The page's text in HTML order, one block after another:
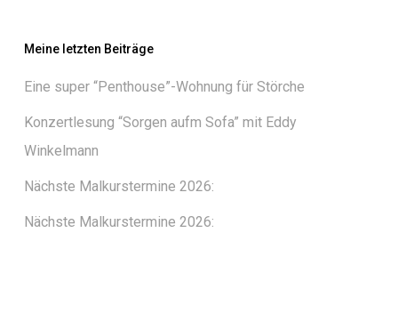
Meine letzten Beiträge
Eine super “Penthouse”-Wohnung für Störche
Konzertlesung “Sorgen aufm Sofa” mit Eddy
Winkelmann
Nächste Malkurstermine 2026:
Nächste Malkurstermine 2026: